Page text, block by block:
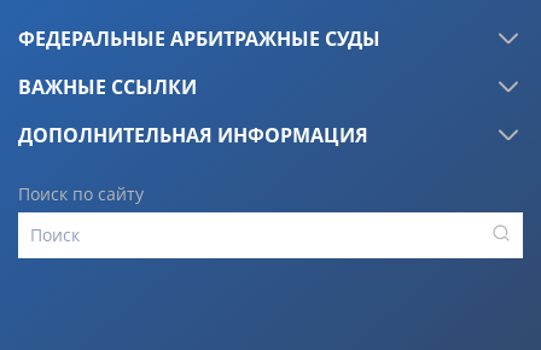
ФЕДЕРАЛЬНЫЕ АРБИТРАЖНЫЕ СУДЫ
ВАЖНЫЕ ССЫЛКИ
ДОПОЛНИТЕЛЬНАЯ ИНФОРМАЦИЯ
Поиск по сайту